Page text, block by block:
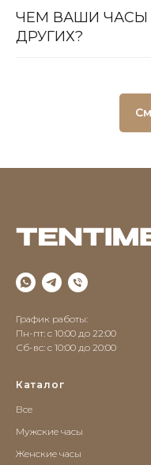
ЧЕМ ВАШИ ЧАСЫ
ДРУГИХ?
График работы:
Пн-пт: с 10:00 до 22:00
Сб-вс: c 10:00 до 20:00
Каталог
Все
Мужские часы
Женские часы